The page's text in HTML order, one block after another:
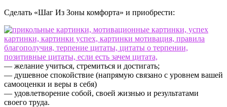
Сделать «Шаг Из Зоны комфорта» и приобрести:
— желание учиться, стремиться и достигать;
— душевное спокойствие (напрямую связано с уровнем вашей
самооценки и веры в себя)
— удовлетворение собой, своей жизнью и результатами
своего труда.